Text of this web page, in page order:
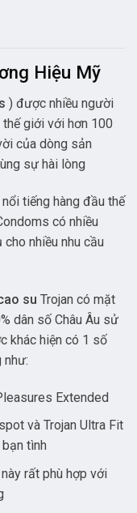
Hiệu Mỹ
) được nhiều người
giới với hơn 100
của dòng sản
sự hài lòng
tiếng hàng đầu thế
có nhiều
nhiều nhu cầu
su Trojan có mặt
dân số Châu Âu sử
khác hiện có 1 số
như:
Extended
và Trojan Ultra Fit
tình
rất phù hợp với